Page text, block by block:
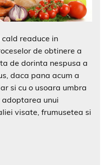
readuce in
de obtinere a
de dorinta nespusa a
daca pana acum a
si cu o usoara umbra
unui
visate, frumusetea si